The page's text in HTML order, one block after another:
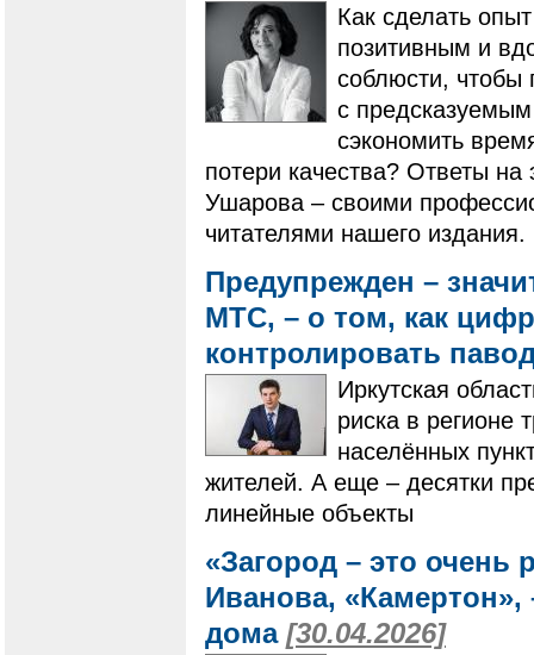
Как сделать
позитивным и
соблюсти,
с
сэкономить
потери качества? Ответы на
Ушарова – своими
читателями нашего издания.
Предупрежден –
МТС, – о том, как
контролировать
Иркутская
риска в регионе
населённых
жителей. А еще – десятки
линейные объекты
«Загород – это
Иванова, «Камертон»,
дома [30.04.2026]